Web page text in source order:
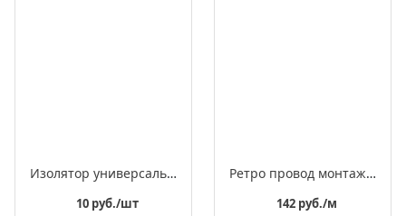
Изолятор универсальный пластиковый, серия «Усадьба»
10 руб./шт
Ретро провод монтажный витой в оплетке из полиэфирной нити, серия "МезонинЪ"
142 руб./м